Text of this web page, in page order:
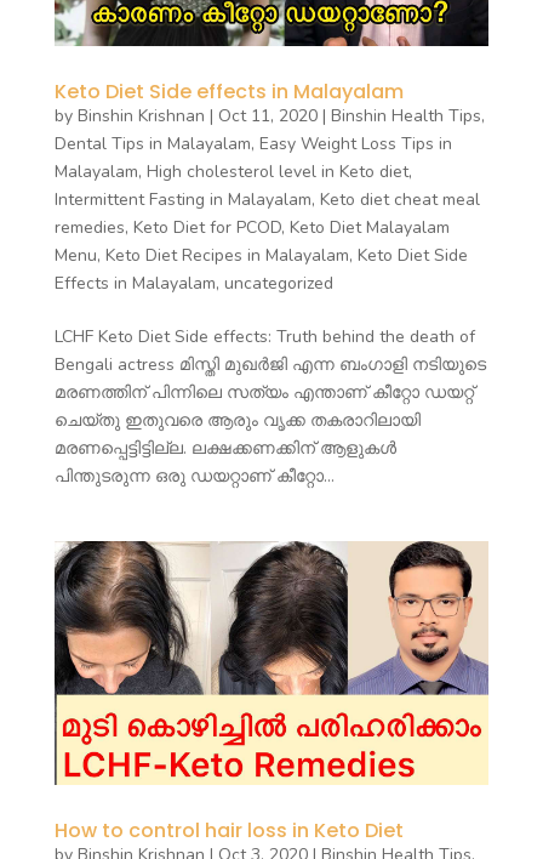
Keto Diet Side effects in Malayalam
by Binshin Krishnan | Oct 11, 2020| Binshin Health Tips,
Dental Tips in Malayalam, Easy Weight Loss Tips in
Malayalam, High cholesterol level in Keto diet,
Intermittent Fasting in Malayalam, Keto diet cheat meal
remedies, Keto Diet for PCOD, Keto Diet Malayalam
Menu, Keto Diet Recipes in Malayalam, Keto Diet Side
Effects in Malayalam, uncategorized
LCHF Keto Diet Side effects: Truth behind the death of
Bengali actress മിസ്തി മുഖർജി എന്ന ബംഗാളി നടിയുടെ
മരണത്തിന് പിന്നിലെ സത്യം എന്താണ് കീറ്റോ ഡയറ്റ്
ചെയ്തു ഇതുവരെ ആരും വൃക്ക തകരാറിലായി
മരണപ്പെട്ടിട്ടില്ല. ലക്ഷക്കണക്കിന് ആളുകൾ
പിന്തുടരുന്ന ഒരു ഡയറ്റാണ് കീറ്റോ...
How to control hair loss in Keto Diet